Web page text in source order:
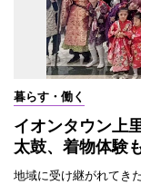
暮らす・働く
イオンタウン上
太鼓、着物体験
地域に受け継がれてき